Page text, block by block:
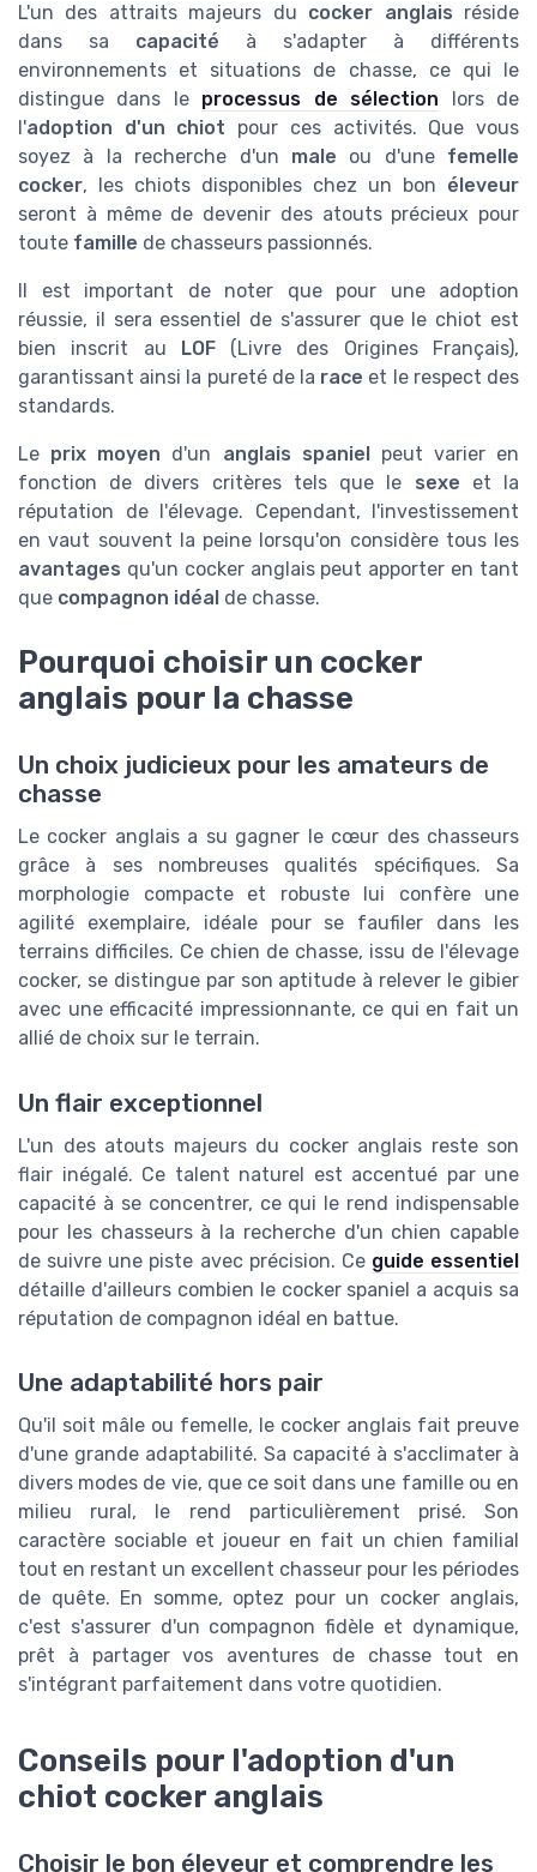
L'un des attraits majeurs du cocker anglais réside
dans sa capacité à s'adapter à différents
environnements et situations de chasse, ce qui le
distingue dans le processus de sélection lors de
l'adoption d'un chiot pour ces activités. Que vous
soyez à la recherche d'un male ou d'une femelle
cocker, les chiots disponibles chez un bon éleveur
seront à même de devenir des atouts précieux pour
toute famille de chasseurs passionnés.
Il est important de noter que pour une adoption
réussie, il sera essentiel de s'assurer que le chiot est
bien inscrit au LOF(Livre des Origines Français),
garantissant ainsi la pureté de la race et le respect des
standards.
Le prix moyen d'un anglais spanielpeut varier en
fonction de divers critères tels que le sexe et la
réputation de l'élevage. Cependant, l'investissement
en vaut souvent la peine lorsqu'on considère tous les
avantages qu'un cocker anglais peut apporter en tant
que compagnon idéal de chasse.
Pourquoi choisir un cocker
anglais pour la chasse
Un choix judicieux pour les amateurs de
chasse
Le cocker anglais a su gagner le cœur des chasseurs
grâce à ses nombreuses qualités spécifiques. Sa
morphologie compacte et robuste lui confère une
agilité exemplaire, idéale pour se faufiler dans les
terrains difficiles. Ce chien de chasse, issu de l'élevage
cocker, se distingue par son aptitude à relever le gibier
avec une efficacité impressionnante, ce qui en fait un
allié de choix sur le terrain.
Un flair exceptionnel
L'un des atouts majeurs du cocker anglais reste son
flair inégalé. Ce talent naturel est accentué par une
capacité à se concentrer, ce qui le rend indispensable
pour les chasseurs à la recherche d'un chien capable
de suivre une piste avec précision. Ce guide essentiel
détaille d'ailleurs combien le cocker spaniel a acquis sa
réputation de compagnon idéal en battue.
Une adaptabilité hors pair
Qu'il soit mâle ou femelle, le cocker anglais fait preuve
d'une grande adaptabilité. Sa capacité à s'acclimater à
divers modes de vie, que ce soit dans une famille ou en
milieu rural, le rend particulièrement prisé. Son
caractère sociable et joueur en fait un chien familial
tout en restant un excellent chasseur pour les périodes
de quête. En somme, optez pour un cocker anglais,
c'est s'assurer d'un compagnon fidèle et dynamique,
prêt à partager vos aventures de chasse tout en
s'intégrant parfaitement dans votre quotidien.
Conseils pour l'adoption d'un
chiot cocker anglais
Choisir le bon éleveur et comprendre les